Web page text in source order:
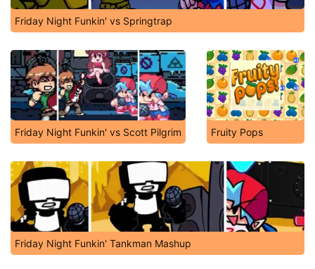
Friday Night Funkin' vs Springtrap
Friday Night Funkin' vs Scott Pilgrim Fruity Pops
Friday Night Funkin' Tankman Mashup